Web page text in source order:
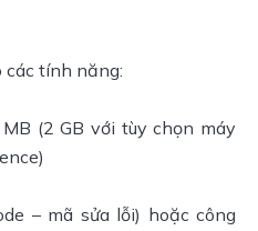
các tính năng:
(2 GB với tùy chọn máy
– mã sửa lỗi) hoặc công